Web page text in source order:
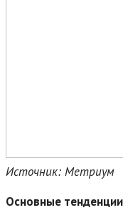
Источник: Метриум
Основные